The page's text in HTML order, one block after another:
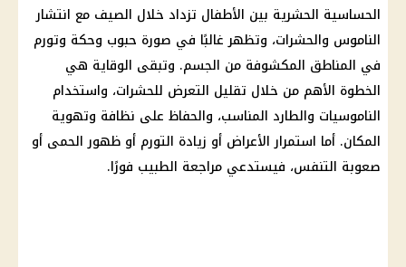
الحساسية الحشرية بين الأطفال تزداد خلال الصيف مع انتشار
الناموس والحشرات، وتظهر غالبًا في صورة حبوب وحكة وتورم
في المناطق المكشوفة من الجسم. وتبقى الوقاية هي
الخطوة الأهم من خلال تقليل التعرض للحشرات، واستخدام
الناموسيات والطارد المناسب، والحفاظ على نظافة وتهوية
المكان. أما استمرار الأعراض أو زيادة التورم أو ظهور الحمى أو
صعوبة التنفس، فيستدعي مراجعة الطبيب فورًا.